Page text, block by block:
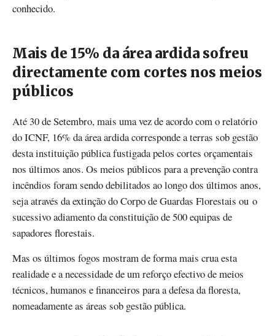
conhecido.
Mais de 15% da área ardida sofreu
directamente com cortes nos meios
públicos
Até 30 de Setembro, mais uma vez de acordo com o relatório
do ICNF, 16% da área ardida corresponde a terras sob gestão
desta instituição pública fustigada pelos cortes orçamentais
nos últimos anos. Os meios públicos para a prevenção contra
incêndios foram sendo debilitados ao longo dos últimos anos,
seja através da extinção do Corpo de Guardas Florestais ou o
sucessivo adiamento da constituição de 500 equipas de
sapadores florestais.
Mas os últimos fogos mostram de forma mais crua esta
realidade e a necessidade de um reforço efectivo de meios
técnicos, humanos e financeiros para a defesa da floresta,
nomeadamente as áreas sob gestão pública.